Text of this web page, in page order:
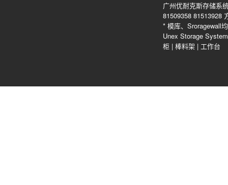
广州优耐克斯存储系
81509358 81513928
* 模库、Sroragewall
Unex Storage
柜 | 棒料架 | 工作台